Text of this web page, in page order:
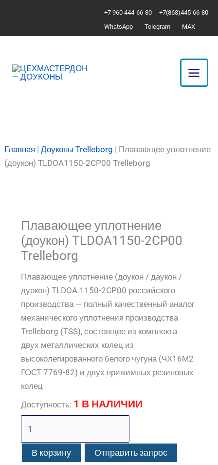
содержимому
+7 960 444-66-80
+7(863)445-66-80
WhatsApp
Telegram MAX
Главная |Доуконы Trelleborg | Плавающее уплотнение
(доукон) TLDOA1150-2CP00 Trelleborg
Плавающее уплотнение
(доукон) TLDOA1150-2CP00
Trelleborg
Плавающее уплотнение (доукон / даукон /
дуокон) TLDOA 1150-2CP00 российского
производства — полный качественный аналог
механического уплотнения производства
Trelleborg (TSS), состоящее из комплекта
двух металлических колец из
высоколегированного белого чугуна (ЧХ16М2
ГОСТ 7769-82) и двух прижимных резиновых
колец
Доступность: 1 В НАЛИЧИИ
Плавающее
TLDOA1150-
В корзину Отправить запрос